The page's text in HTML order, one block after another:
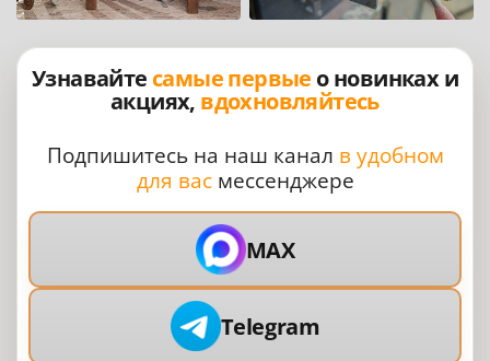
Узнавайте самые первые о новинках и
акциях, вдохновляйтесь
Подпишитесь на наш канал в удобном
для васмессенджере
MAX
Telegram